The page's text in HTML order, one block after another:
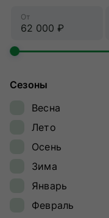
От
Сезоны
Весна
Лето
Осень
Зима
Январь
Февраль